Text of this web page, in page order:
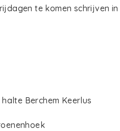
te komen schrijven in
Berchem Keerlus